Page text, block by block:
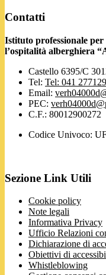
Contatti
Istituto professionale per
l’ospitalità alberghiera
Castello 6395/C
Tel: Tel: 041
Email:
PEC:
C.F.: 80012900272
Codice Univoco:
Sezione Link Utili
Cookie policy
Note legali
Informativa Privacy
Ufficio Relazioni
Dichiarazione di
Obiettivi di
Whistleblowing